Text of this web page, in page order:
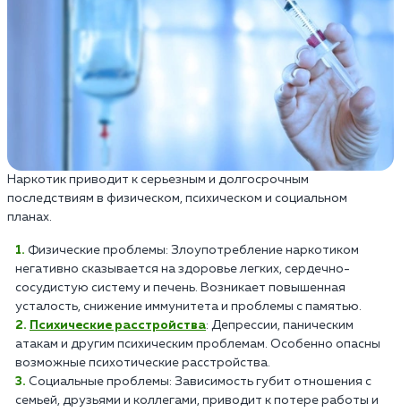
Наркотик приводит к серьезным и долгосрочным
последствиям в физическом, психическом и социальном
планах.
Физические проблемы: Злоупотребление наркотиком
негативно сказывается на здоровье легких, сердечно-
сосудистую систему и печень. Возникает повышенная
усталость, снижение иммунитета и проблемы с памятью.
Психические расстройства: Депрессии, паническим
атакам и другим психическим проблемам. Особенно опасны
возможные психотические расстройства.
Социальные проблемы: Зависимость губит отношения с
семьей, друзьями и коллегами, приводит к потере работы и